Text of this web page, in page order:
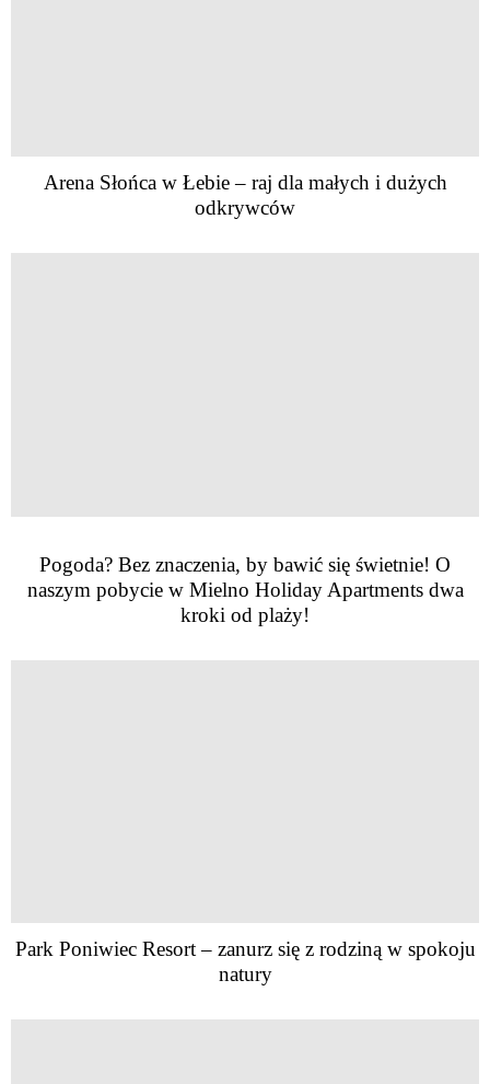
Arena Słońca w Łebie – raj dla małych i dużych
odkrywców
Pogoda? Bez znaczenia, by bawić się świetnie! O
naszym pobycie w Mielno Holiday Apartments dwa
kroki od plaży!
Park Poniwiec Resort – zanurz się z rodziną w spokoju
natury